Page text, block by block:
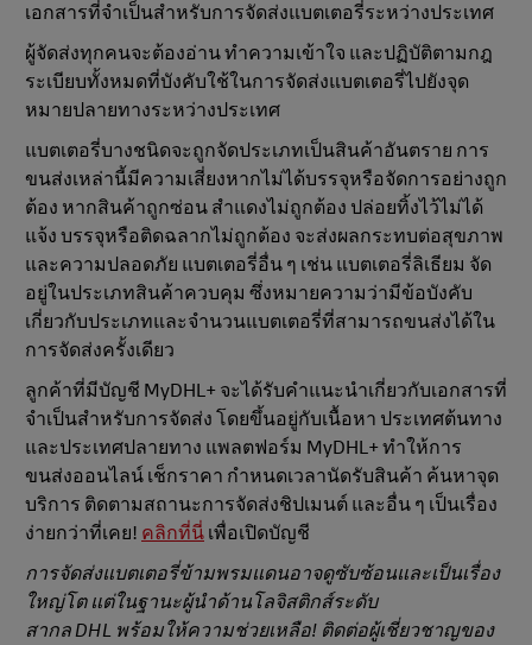
เอกสารที่จำเป็นสำหรับการจัดส่งแบตเตอรี่ระหว่างประเทศ
ผู้จัดส่งทุกคนจะต้องอ่าน ทำความเข้าใจ และปฏิบัติตามกฎ
ระเบียบทั้งหมดที่บังคับใช้ในการจัดส่งแบตเตอรี่ไปยังจุด
หมายปลายทางระหว่างประเทศ
แบตเตอรี่บางชนิดจะถูกจัดประเภทเป็นสินค้าอันตราย การ
ขนส่งเหล่านี้มีความเสี่ยงหากไม่ได้บรรจุหรือจัดการอย่างถูก
ต้อง หากสินค้าถูกซ่อน สำแดงไม่ถูกต้อง ปล่อยทิ้งไว้ไม่ได้
แจ้ง บรรจุหรือติดฉลากไม่ถูกต้อง จะส่งผลกระทบต่อสุขภาพ
และความปลอดภัย แบตเตอรี่อื่น ๆ เช่น แบตเตอรี่ลิเธียม จัด
อยู่ในประเภทสินค้าควบคุม ซึ่งหมายความว่ามีข้อบังคับ
เกี่ยวกับประเภทและจำนวนแบตเตอรี่ที่สามารถขนส่งได้ใน
การจัดส่งครั้งเดียว
ลูกค้าที่มีบัญชี MyDHL+ จะได้รับคำแนะนำเกี่ยวกับเอกสารที่
จำเป็นสำหรับการจัดส่ง โดยขึ้นอยู่กับเนื้อหา ประเทศต้นทาง
และประเทศปลายทาง แพลตฟอร์ม MyDHL+ ทำให้การ
ขนส่งออนไลน์ เช็กราคา กำหนดเวลานัดรับสินค้า ค้นหาจุด
บริการ ติดตามสถานะการจัดส่งชิปเมนต์ และอื่น ๆ เป็นเรื่อง
ง่ายกว่าที่เคย! คลิกที่นี่ เพื่อเปิดบัญชี
การจัดส่งแบตเตอรี่ข้ามพรมแดนอาจดูซับซ้อนและเป็นเรื่อง
ใหญ่โต แต่ในฐานะผู้นำด้านโลจิสติกส์ระดับ
สากล DHL พร้อมให้ความช่วยเหลือ! ติดต่อผู้เชี่ยวชาญของ